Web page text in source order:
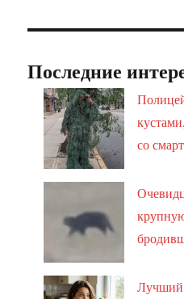
Последние
со
Лучший